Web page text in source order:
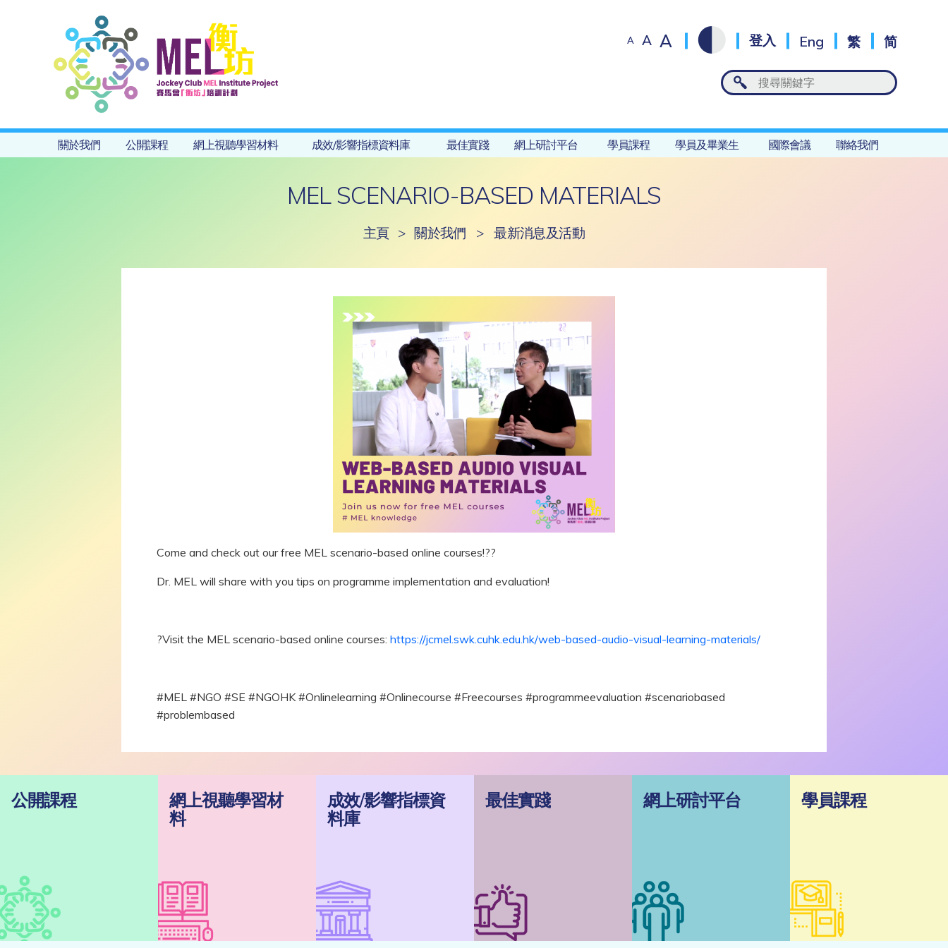
A A A 登入 Eng 繁 简
關於我們 公開課程 網上視聽學習材料 成效/影響指標資料庫 最佳實踐 網上研討平台 學員課程 學員及畢業生 國際會議 聯絡我們
MEL SCENARIO-BASED MATERIALS
主頁 > 關於我們 > 最新消息及活動
Come and check out our free MEL scenario-based online courses!??
Dr. MEL will share with you tips on programme implementation and evaluation!
?Visit the MEL scenario-based online courses: https://jcmel.swk.cuhk.edu.hk/web-based-audio-visual-learning-materials/
#MEL #NGO #SE #NGOHK #Onlinelearning #Onlinecourse #Freecourses #programmeevaluation #scenariobased
#problembased
公開課程
網上視聽學習材
料
成效/影響指標資
料庫
最佳實踐 網上研討平台 學員課程